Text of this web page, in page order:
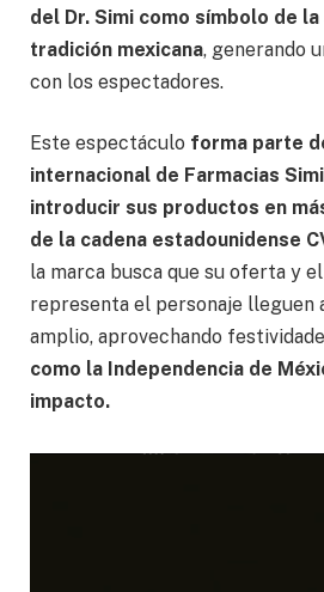
del Dr. Simi como símbolo de
tradición mexicana, generando
con los espectadores.
Este espectáculo forma parte
internacional de Farmacias
introducir sus productos en
de la cadena estadounidense
la marca busca que su oferta y
representa el personaje lleguen
amplio, aprovechando
como la Independencia de
impacto.